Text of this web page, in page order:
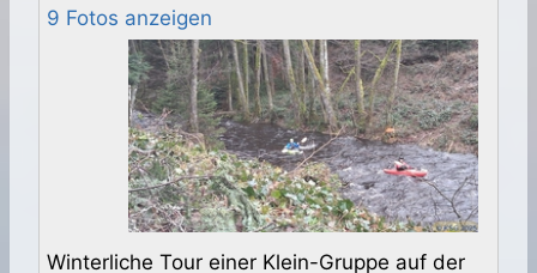
9 Fotos anzeigen
Winterliche Tour einer Klein-Gruppe auf der